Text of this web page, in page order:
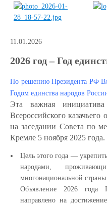
11.01.2026
2026 год – Год
По решению Президента РФ
Годом единства народов
Эта важная
Всероссийского
на заседании Совета по
Кремле 5 ноября 2025 года.
Цель этого года —
народами,
многонациональной страны.
Объявление 2026 года
направлено на